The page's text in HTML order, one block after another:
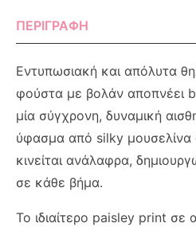
ΠΕΡΙΓΡΑΦΉ
Εντυπωσιακή και απόλυτα
φούστα με βολάν αποπνέει
μία σύγχρονη, δυναμική
ύφασμα από silky μουσελίνα
κινείται ανάλαφρα,
σε κάθε βήμα.
Το ιδιαίτερο paisley print σε